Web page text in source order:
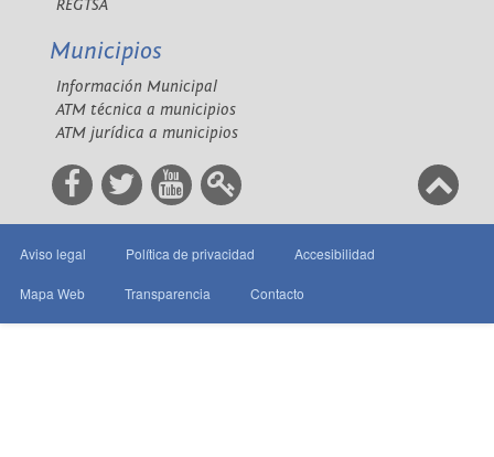
REGTSA
Municipios
Información Municipal
ATM técnica a municipios
ATM jurídica a municipios
Aviso legal Política de privacidad Accesibilidad
Mapa Web Transparencia Contacto